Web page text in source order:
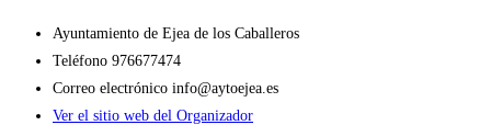
Ayuntamiento de Ejea de los Caballeros
Teléfono 976677474
Correo electrónico info@aytoejea.es
Ver el sitio web del Organizador